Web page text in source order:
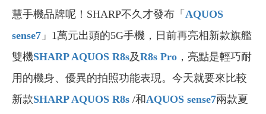
慧手機品牌呢！SHARP不久才發布「 AQUOS
sense7 」1萬元出頭的5G手機，日前再亮相新款旗艦
雙機SHARP AQUOS R8s及R8s Pro ，亮點是輕巧耐
用的機身、優異的拍照功能表現。今天就要來比較
新款SHARP AQUOS R8s /和AQUOS sense7兩款夏